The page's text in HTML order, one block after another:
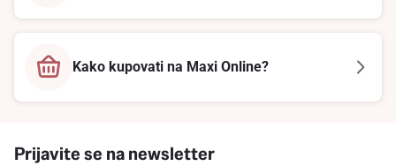
Kako kupovati na Maxi Online?
Prijavite se na newsletter